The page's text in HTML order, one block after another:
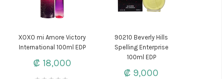
XOXO mi Amore Victory
International 100ml EDP
₡ 18,000
90210 Beverly Hills
Spelling Enterprise
100ml EDP
₡ 9,000